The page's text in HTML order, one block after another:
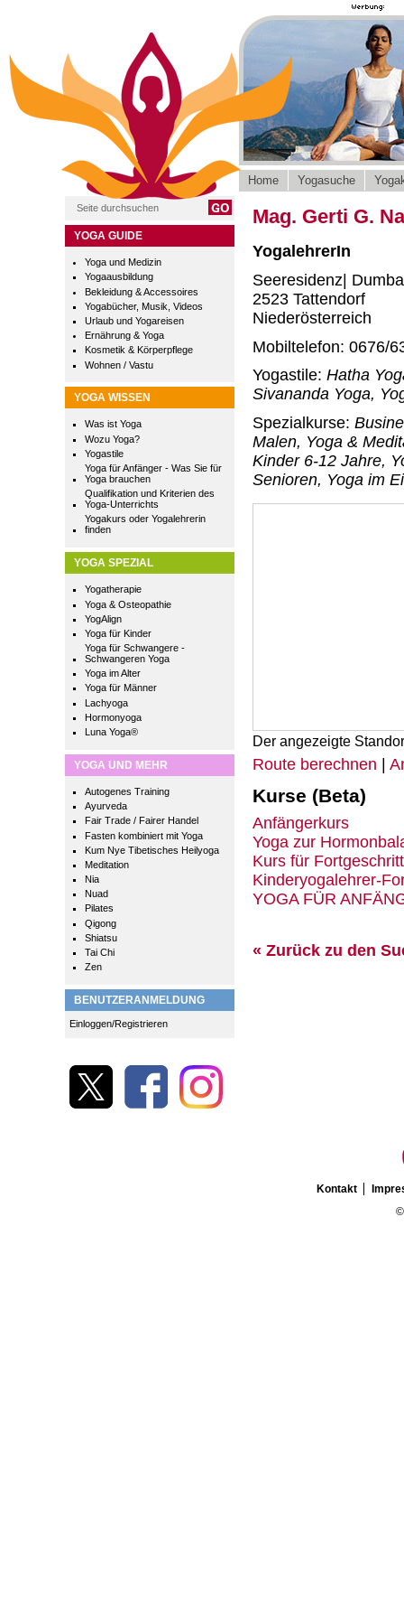
YOGA GUIDE
Yoga und Medizin
Yogaausbildung
Bekleidung & Accessoires
Yogabücher, Musik, Videos
Urlaub und Yogareisen
Ernährung & Yoga
Kosmetik & Körperpflege
Wohnen / Vastu
YOGA WISSEN
Was ist Yoga
Wozu Yoga?
Yogastile
Yoga für Anfänger - Was Sie für
Yoga brauchen
Qualifikation und Kriterien des
Yoga-Unterrichts
Yogakurs oder Yogalehrerin
finden
YOGA SPEZIAL
Yogatherapie
Yoga & Osteopathie
YogAlign
Yoga für Kinder
Yoga für Schwangere -
Schwangeren Yoga
Yoga im Alter
Yoga für Männer
Lachyoga
Hormonyoga
Luna Yoga®
YOGA UND MEHR
Autogenes Training
Ayurveda
Fair Trade / Fairer Handel
Fasten kombiniert mit Yoga
Kum Nye Tibetisches Heilyoga
Meditation
Nia
Nuad
Pilates
Qigong
Shiatsu
Tai Chi
Zen
BENUTZERANMELDUNG
Einloggen/Registrieren
Home Yogasuche
Mag. Gerti G.
YogalehrerIn
Seeresidenz|
2523 Tattendorf
Niederösterreich
Mobiltelefon: 0676/
Yogastile: Hatha
Sivananda Yoga,
Spezialkurse:
Malen, Yoga &
Kinder 6-12 Jahre,
Senioren, Yoga im
Der angezeigte
Route berechnen |
Kurse (Beta)
Anfängerkurs
Yoga zur
Kurs für
Kinderyogalehrer-
YOGA FÜR
« Zurück zu den
Kontakt
©